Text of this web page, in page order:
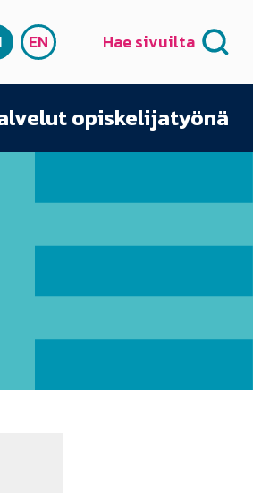
ENGLISH
EN Hae sivuilta
opiskelijatyönä